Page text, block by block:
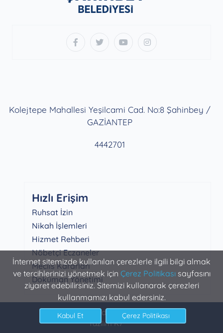
İnternet sitemizde kullanılan çerezlerle ilgili bilgi almak
ve tercihlerinizi yönetmek için Çerez Politikasısayfasını
ziyaret edebilirsiniz. Sitemizi kullanarak çerezleri
kullanmamızı kabul edersiniz.
Kolejtepe Mahallesi Yeşilcami Cad. No:8 Şahinbey /
GAZİANTEP
4442701
Hızlı Erişim
Ruhsat İzin
Nikah İşlemleri
Hizmet Rehberi
Nöbetçi Eczaneler
Meclis Kararları
Doküman Yönetimi
Şahinbey Belediyesi Bilgi İşlem
Yazılım K7